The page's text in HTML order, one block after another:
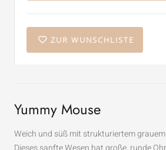
ZUR WUNSCHLISTE
Yummy Mouse
Weich und süß mit strukturiertem